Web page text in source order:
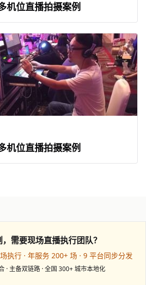
机位直播拍摄案例
机位直播拍摄案例
，需要现场直播执行团队？
执行 · 年服务 200+ 场 · 9 平台同步分发
· 主备双链路 · 全国 300+ 城市本地化